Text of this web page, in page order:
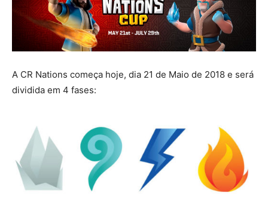
A CR Nations começa hoje, dia 21 de Maio de 2018 e será
dividida em 4 fases: